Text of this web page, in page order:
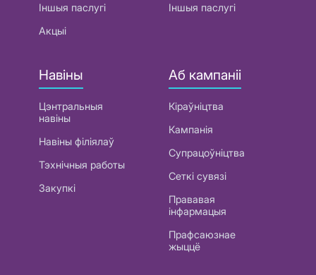
Іншыя паслугі
Акцыі
Іншыя паслугі
Навіны
Цэнтральныя
навіны
Навіны філіялаў
Тэхнічныя работы
Закупкі
Аб кампаніі
Кіраўніцтва
Кампанія
Супрацоўніцтва
Сеткі сувязі
Прававая
інфармацыя
Прафсаюзнае
жыццё